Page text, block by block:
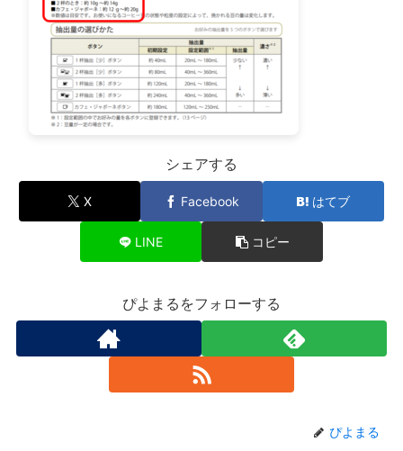
シェアする
X Facebook はてブ
LINE コピー
ぴよまるをフォローする
ぴよまる